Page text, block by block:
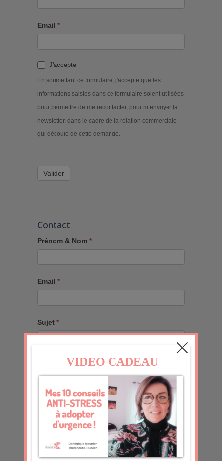
Email *
J'accepte
En soumettant ce formulaire, j'accepte que les
informations saisies dans ce formulaire soient utilisées
pour permettre de me recontacter, pour m’envoyer la
newsletter, dans le cadre de la relation commerciale
qui découle de cette demande.
Valider
Contact
Prénom & Nom *
Email *
Sujet *
Message*
J'accepte
En soumettant ce formulaire, j'accepte que les